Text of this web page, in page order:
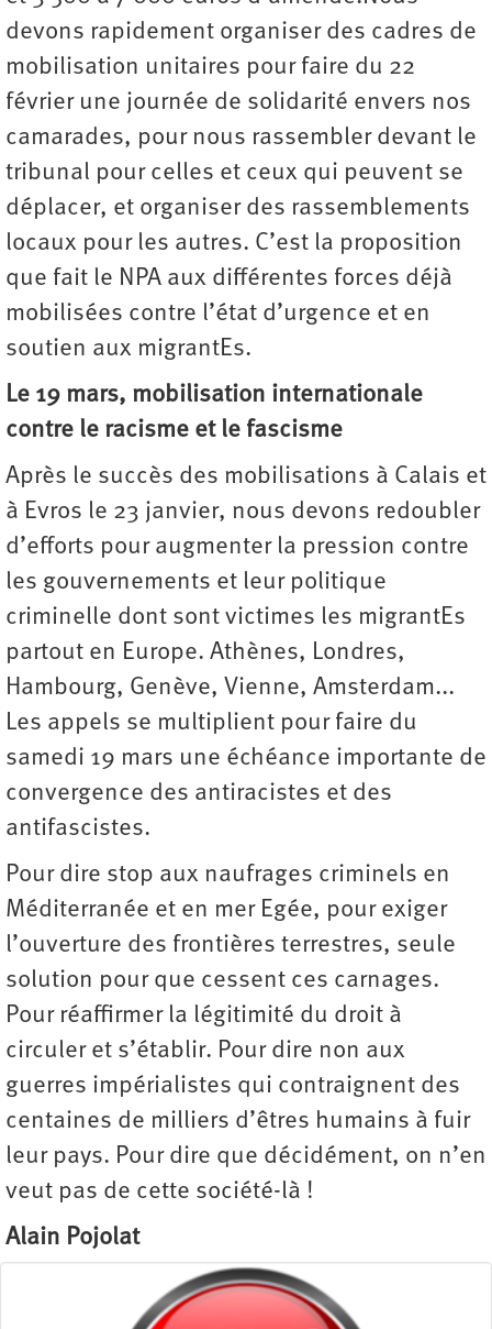
devons rapidement organiser des cadres de
mobilisation unitaires pour faire du 22
février une journée de solidarité envers nos
camarades, pour nous rassembler devant le
tribunal pour celles et ceux qui peuvent se
déplacer, et organiser des rassemblements
locaux pour les autres. C’est la proposition
que fait le NPA aux différentes forces déjà
mobilisées contre l’état d’urgence et en
soutien aux migrantEs.
Le 19 mars, mobilisation internationale
contre le racisme et le fascisme
Après le succès des mobilisations à Calais et
à Evros le 23 janvier, nous devons redoubler
d’efforts pour augmenter la pression contre
les gouvernements et leur politique
criminelle dont sont victimes les migrantEs
partout en Europe. Athènes, Londres,
Hambourg, Genève, Vienne, Amsterdam...
Les appels se multiplient pour faire du
samedi 19 mars une échéance importante de
convergence des antiracistes et des
antifascistes.
Pour dire stop aux naufrages criminels en
Méditerranée et en mer Egée, pour exiger
l’ouverture des frontières terrestres, seule
solution pour que cessent ces carnages.
Pour réaffirmer la légitimité du droit à
circuler et s’établir. Pour dire non aux
guerres impérialistes qui contraignent des
centaines de milliers d’êtres humains à fuir
leur pays. Pour dire que décidément, on n’en
veut pas de cette société-là !
Alain Pojolat